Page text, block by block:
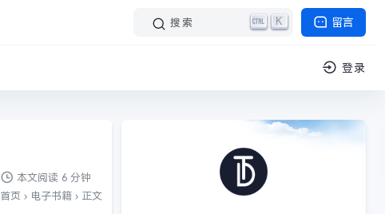
留言
搜索 K
登录
本文阅读 6 分钟
首页 › 电子书籍 › 正文